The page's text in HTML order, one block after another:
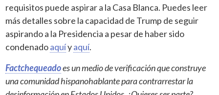
requisitos puede aspirar a la Casa Blanca. Puedes leer
más detalles sobre la capacidad de Trump de seguir
aspirando a la Presidencia a pesar de haber sido
condenadoaquíyaquí.
Factchequeadoes un medio de verificación que construye
una comunidad hispanohablante para contrarrestar la